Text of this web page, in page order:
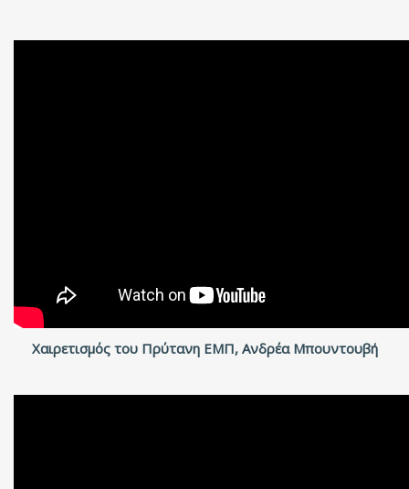
Χαιρετισμός του Πρύτανη ΕΜΠ, Ανδρέα Μπουντουβή